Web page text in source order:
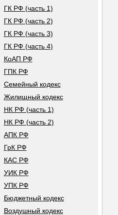
ГК РФ (часть 1)
ГК РФ (часть 2)
ГК РФ (часть 3)
ГК РФ (часть 4)
КоАП РФ
ГПК РФ
Семейный кодекс
Жилищный кодекс
НК РФ (часть 1)
НК РФ (часть 2)
АПК РФ
ГрК РФ
КАС РФ
УИК РФ
УПК РФ
Бюджетный кодекс
Воздушный кодекс